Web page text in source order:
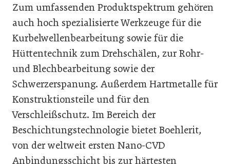
Zum umfassenden Produktspektrum gehören
auch hoch spezialisierte Werkzeuge für die
Kurbelwellenbearbeitung sowie für die
Hüttentechnik zum Drehschälen, zur Rohr-
und Blechbearbeitung sowie der
Schwerzerspanung. Außerdem Hartmetalle für
Konstruktionsteile und für den
Verschleißschutz. Im Bereich der
Beschichtungstechnologie bietet Boehlerit,
von der weltweit ersten Nano-CVD
Anbindungsschicht bis zur härtesten